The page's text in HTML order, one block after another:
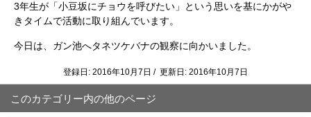
3年生が「小豆坂にチョウを呼びたい」という思いを基にかがや
きタイムで活動に取り組んでいます。
今日は、ガン池へタネツケバナの観察に向かいました。
登録日: 2016年10月7日 / 更新日: 2016年10月7日
このカテゴリー内の他のページ